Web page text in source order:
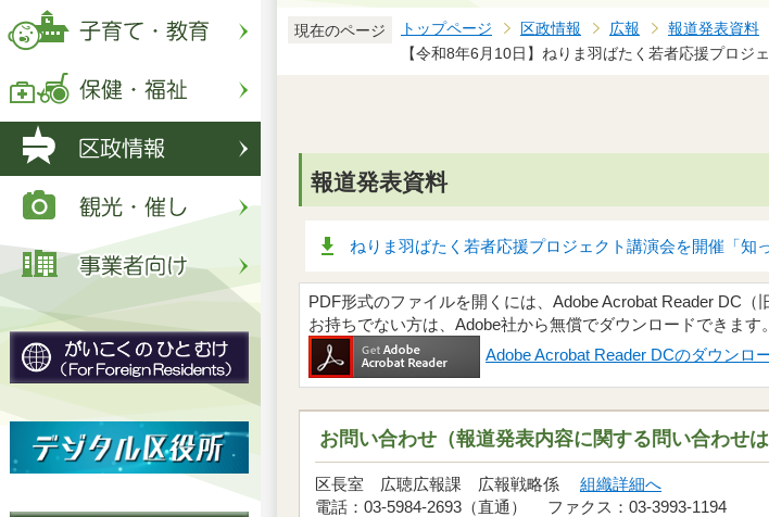
現在のページ トップページ 区政情報 広報 報道発表資料
【令和8年6月10日】ねりま羽ばたく若者応援プロ
報道発表資料
ねりま羽ばたく若者応援プロジェクト講演会を開催「知
PDF形式のファイルを開くには、Adobe Acrobat Reader DC（
お持ちでない方は、Adobe社から無償でダウンロードできます。
Adobe Acrobat Reader DCのダウンロ
お問い合わせ（報道発表内容に関する問い合わせ
区長室 広聴広報課 広報戦略係 組織詳細へ
電話：03-5984-2693（直通） ファクス：03-3993-1194